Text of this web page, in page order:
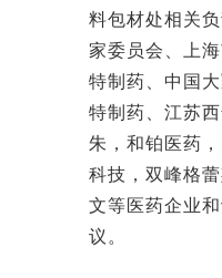
料包材处相关
家委员会、上
特制药、中国
特制药、江苏
朱，和铂医药
科技，双峰格
文等医药企业
议。